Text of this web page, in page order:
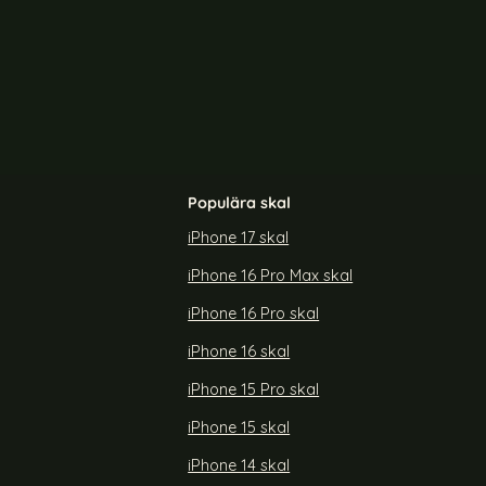
MagSafe Transparent/Vit
Skal CH
Max Skal CH MagSafe Transparent/Röd
ColorPop iPhone 15 Pro Max Skal CH
MagSafe Transparent/Ljus Blå
Art. nr 225314
rea pris
179 krtidigare pris
299 kr
ColorPop iPhone 15 Pro Max Skal
Populära skal
iPhone 17 skal
iPhone 16 Pro Max skal
iPhone 16 Pro skal
iPhone 16 skal
iPhone 15 Pro skal
iPhone 15 skal
iPhone 14 skal